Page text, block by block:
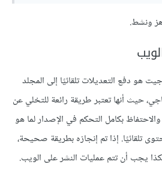
ونشط.
هو دفع التعديلات تلقائيًا إلى المجلد
حيث أنها تعتبر طريقة رائعة للتخلي عن
والاحتفاظ بكامل التحكم في الإصدار لما هو
تلقائيًا. إذا تم إنجازه بطريقة صحيحة،
يجب أن تتم عمليات النشر على الويب.